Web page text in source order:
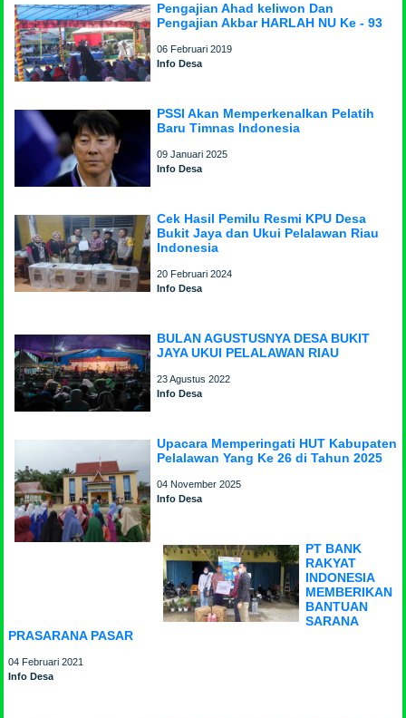
Pengajian Ahad keliwon Dan
Pengajian Akbar HARLAH NU Ke - 93
06 Februari 2019
Info Desa
PSSI Akan Memperkenalkan Pelatih
Baru Timnas Indonesia
09 Januari 2025
Info Desa
Cek Hasil Pemilu Resmi KPU Desa
Bukit Jaya dan Ukui Pelalawan Riau
Indonesia
20 Februari 2024
Info Desa
BULAN AGUSTUSNYA DESA BUKIT
JAYA UKUI PELALAWAN RIAU
23 Agustus 2022
Info Desa
Upacara Memperingati HUT Kabupaten
Pelalawan Yang Ke 26 di Tahun 2025
04 November 2025
Info Desa
PT BANK
RAKYAT
INDONESIA
MEMBERIKAN
BANTUAN
SARANA
PRASARANA PASAR
04 Februari 2021
Info Desa